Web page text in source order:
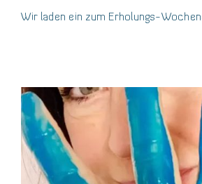
Wir laden ein zum Erholungs-